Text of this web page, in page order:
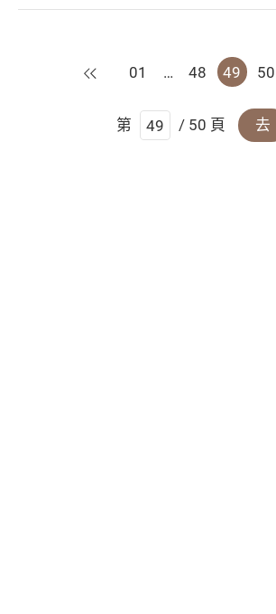
上一頁
01 … 48 49 50
第 / 50 頁 去